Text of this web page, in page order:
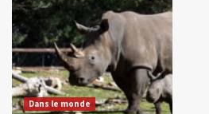
Dans le monde